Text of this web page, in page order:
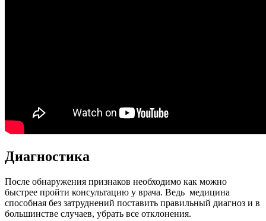
Диагностика
После обнаружения признаков необходимо как можно
быстрее пройти консультацию у врача. Ведь медицина
способная без затруднений поставить правильный диагноз и в
большинстве случаев, убрать все отклонения.